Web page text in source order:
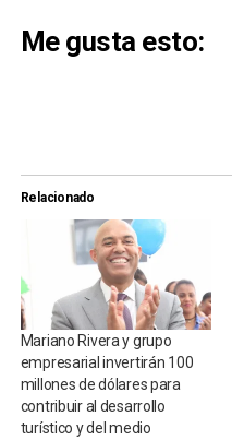
Me gusta esto:
Relacionado
Mariano Rivera y grupo
empresarial invertirán 100
millones de dólares para
contribuir al desarrollo
turístico y del medio